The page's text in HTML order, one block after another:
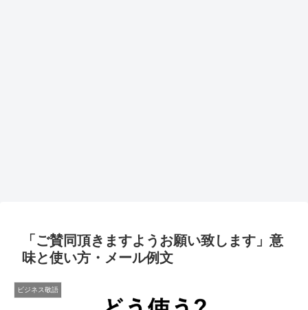
「ご賛同頂きますようお願い致します」意
味と使い方・メール例文
ビジネス敬語